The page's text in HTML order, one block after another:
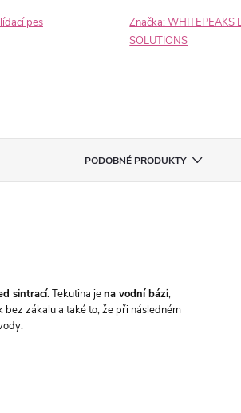
pes
Značka:WHITEPEAKS
SOLUTIONS
PODOBNÉ PRODUKTY
sintrací. Tekutina jena vodní bázi,
zákalu a také to, že při následném